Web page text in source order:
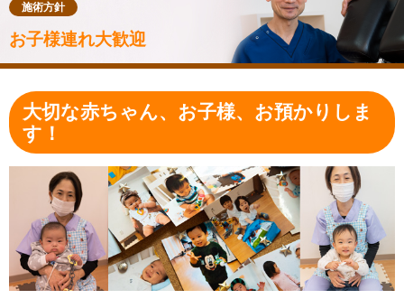
施術方針
お子様連れ大歓迎
大切な赤ちゃん、お子様、お預かりしま
す！